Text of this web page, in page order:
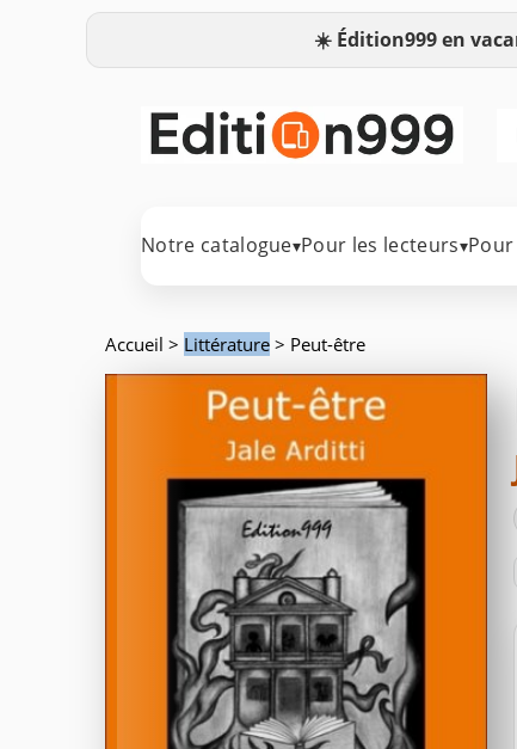
☀️ Édition999 en
Notre catalogue▾Pour les lecteurs▾
Accueil > Littérature > Peut-être